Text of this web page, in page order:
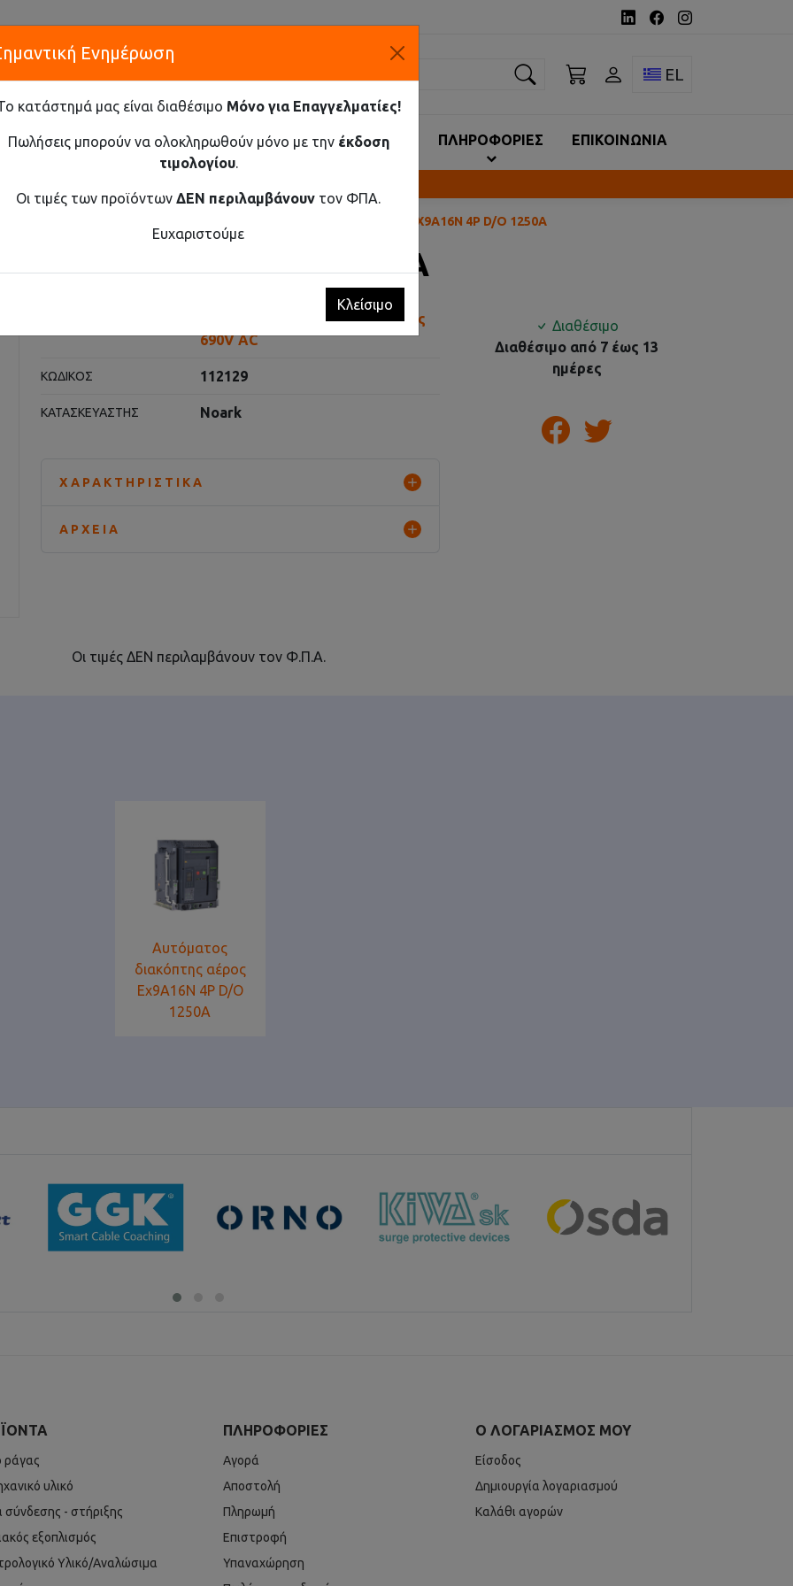
Toggle
EL
ΕΤΑΙΡΕΙΑ ΠΛΗΡΟΦΟΡΙΕΣ ΕΠΙΚΟΙΝΩΝΙΑ
ΑΈΡΟΣ ΈΩΣ 690V AC ΑΥΤΌΜΑΤΟΣ ΔΙΑΚΌΠΤΗΣ ΑΈΡΟΣ EX9A16N 4P D/O 1250A
αέρος Ex9A16N 4P D/O 1250A
Αυτόματοι διακόπτες αέρος έως
690V AC
ΚΩΔΙΚΌΣ 112129
ΚΑΤΑΣΚΕΥΑΣΤΉΣ Noark
ΧΑΡΑΚΤΗΡΙΣΤΙΚΆ
ΑΡΧΕΊΑ
Διαθέσιμο
Διαθέσιμο από 7 έως 13
ημέρες
Οι τιμές ΔΕΝ περιλαμβάνουν τον Φ.Π.Α.
Αυτόματος
διακόπτης αέρος
Ex9A16N 4P D/O
1250A
ράγας
υλικό
σύνδεσης - στήριξης
εξοπλισμός
Υλικό/Αναλώσιμα
ΠΛΗΡΟΦΟΡΊΕΣ
Αγορά
Αποστολή
Πληρωμή
Επιστροφή
Υπαναχώρηση
Ο ΛΟΓΑΡΙΑΣΜΌΣ ΜΟΥ
Είσοδος
Δημιουργία λογαριασμού
Καλάθι αγορών
Ενημέρωση
κατάστημά μας είναι διαθέσιμο Μόνο για Επαγγελματίες!
Πωλήσεις μπορούν να ολοκληρωθούν μόνο με την έκδοση
τιμολογίου.
Οι τιμές των προϊόντων ΔΕΝ περιλαμβάνουν τον ΦΠΑ.
Ευχαριστούμε
Κλείσιμο